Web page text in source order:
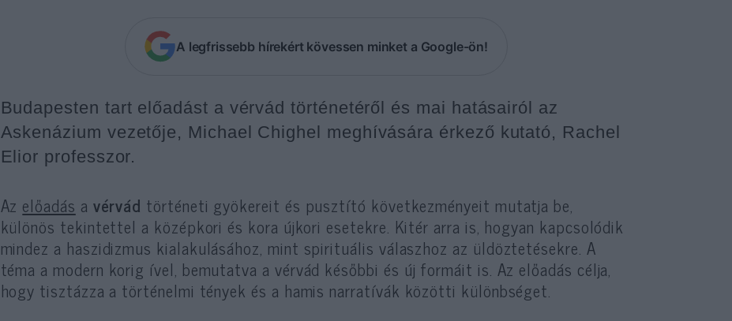
A legfrissebb hírekért kövessen minket a Google-ön!
Budapesten tart előadást a vérvád történetéről és mai hatásairól az
Askenázium vezetője, Michael Chighel meghívására érkező kutató, Rachel
Elior professzor.
Az előadás a vérvád történeti gyökereit és pusztító következményeit mutatja be,
különös tekintettel a középkori és kora újkori esetekre. Kitér arra is, hogyan kapcsolódik
mindez a haszidizmus kialakulásához, mint spirituális válaszhoz az üldöztetésekre. A
téma a modern korig ível, bemutatva a vérvád későbbi és új formáit is. Az előadás célja,
hogy tisztázza a történelmi tények és a hamis narratívák közötti különbséget.